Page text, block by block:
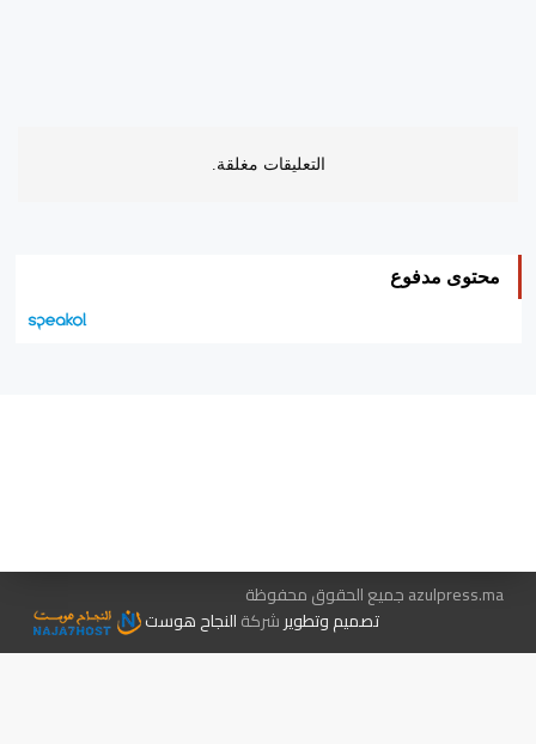
التعليقات مغلقة.
محتوى مدفوع
azulpress.ma جميع الحقوق محفوظة
تصميم وتطويرشركةالنجاح هوست